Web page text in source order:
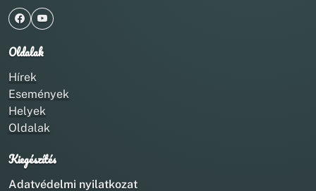
Oldalak
Hírek
Események
Helyek
Oldalak
Kiegészítés
Adatvédelmi nyilatkozat